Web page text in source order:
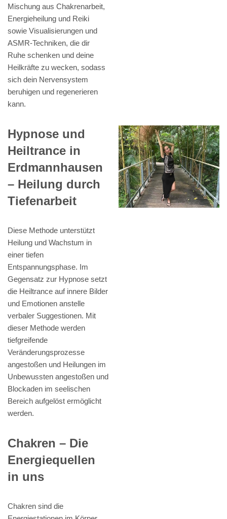
Mischung aus Chakrenarbeit,
Energieheilung und Reiki
sowie Visualisierungen und
ASMR-Techniken, die dir
Ruhe schenken und deine
Heilkräfte zu wecken, sodass
sich dein Nervensystem
beruhigen und regenerieren
kann.
Hypnose und
Heiltrance in
Erdmannhausen
– Heilung durch
Tiefenarbeit
Diese Methode unterstützt
Heilung und Wachstum in
einer tiefen
Entspannungsphase. Im
Gegensatz zur Hypnose setzt
die Heiltrance auf innere Bilder
und Emotionen anstelle
verbaler Suggestionen. Mit
dieser Methode werden
tiefgreifende
Veränderungsprozesse
angestoßen und Heilungen im
Unbewussten angestoßen und
Blockaden im seelischen
Bereich aufgelöst ermöglicht
werden.
Chakren – Die
Energiequellen
in uns
Chakren sind die